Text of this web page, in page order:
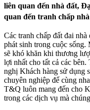
liên quan đến nhà đất,
quan đến tranh chấp
Các tranh chấp đất đai
phát sinh trong cuộc sống.
sẽ khó khăn khi thương
lợi nhất cho tất cả các
nghị Khách hàng sử dụng
chuyên nghiệp để cùng
T&Q luôn mang đến cho
trong các dịch vụ mà